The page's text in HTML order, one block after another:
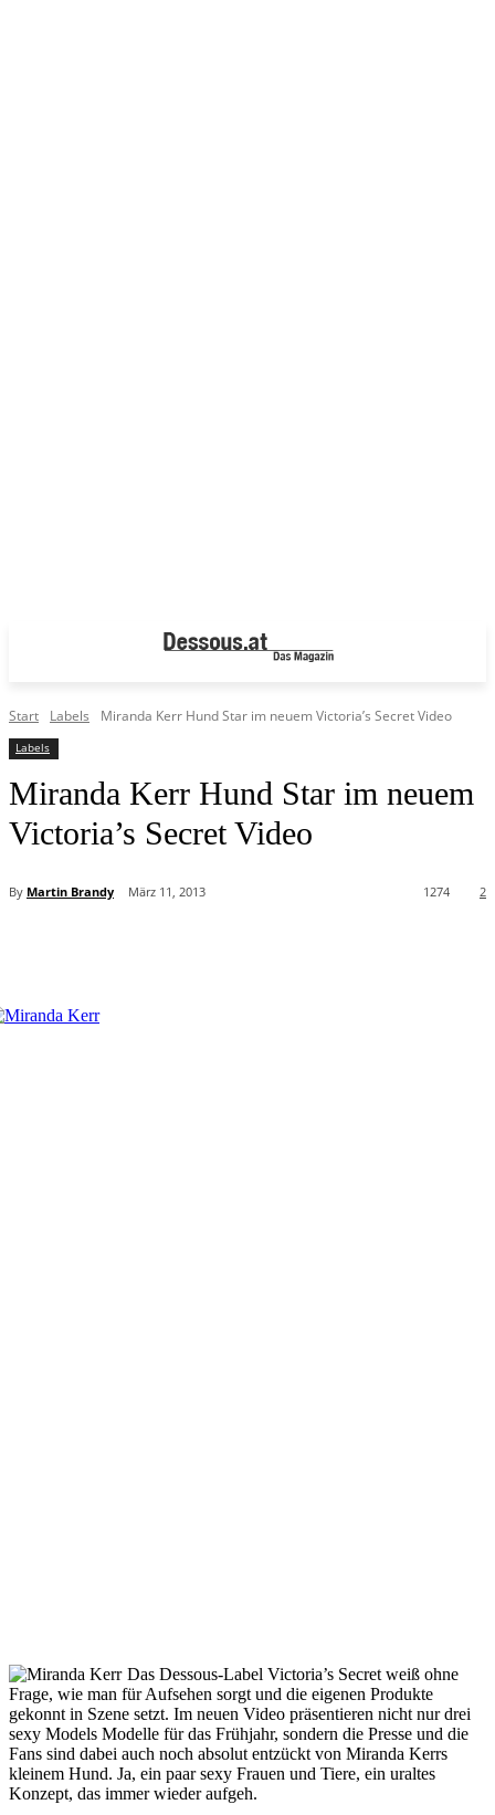
Start Labels Miranda Kerr Hund Star im neuem Victoria’s Secret Video
Labels
Miranda Kerr Hund Star im neuem
Victoria’s Secret Video
By Martin Brandy März 11, 2013 2
1274
Das Dessous-Label Victoria’s Secret weiß ohne
Frage, wie man für Aufsehen sorgt und die eigenen Produkte
gekonnt in Szene setzt. Im neuen Video präsentieren nicht nur drei
sexy Models Modelle für das Frühjahr, sondern die Presse und die
Fans sind dabei auch noch absolut entzückt von Miranda Kerrs
kleinem Hund. Ja, ein paar sexy Frauen und Tiere, ein uraltes
Konzept, das immer wieder aufgeh.